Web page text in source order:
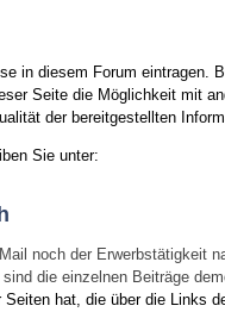
in diesem Forum eintragen.
Seite die Möglichkeit mit
der bereitgestellten
Sie unter:
noch der Erwerbstätigkeit
die einzelnen Beiträge
hat, die über die Links